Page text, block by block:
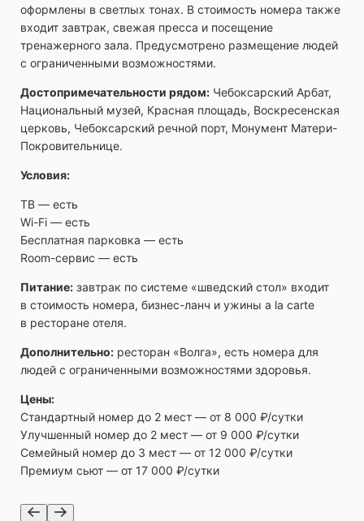
оформлены в светлых тонах. В стоимость номера также
входит завтрак, свежая пресса и посещение
тренажерного зала. Предусмотрено размещение людей
с ограниченными возможностями.
Достопримечательности рядом: Чебоксарский Арбат,
Национальный музей, Красная площадь, Воскресенская
церковь, Чебоксарский речной порт, Монумент Матери-
Покровительнице.
Условия:
ТВ ― есть
Wi-Fi ― есть
Бесплатная парковка ― есть
Room-сервис ― есть
Питание: завтрак по системе «шведский стол» входит
в стоимость номера, бизнес-ланч и ужины a la carte
в ресторане отеля.
Дополнительно: ресторан «Волга», есть номера для
людей с ограниченными возможностями здоровья.
Цены:
Стандартный номер до 2 мест — от 8 000 ₽/сутки
Улучшенный номер до 2 мест — от 9 000 ₽/сутки
Семейный номер до 3 мест — от 12 000 ₽/сутки
Премиум сьют — от 17 000 ₽/сутки